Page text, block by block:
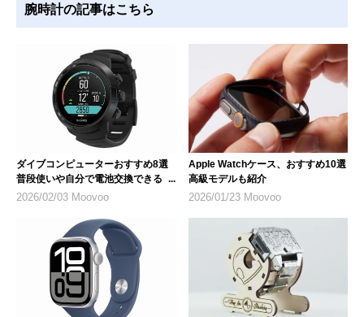
腕時計の記事はこちら
ダイブコンピューターおすすめ8選
普段使いや自分で電池交換できるモ
デルを紹介
2026/02/03 Moovoo
Apple Watchケース、おすすめ10選
高級モデルも紹介
2026/01/23 Moovoo